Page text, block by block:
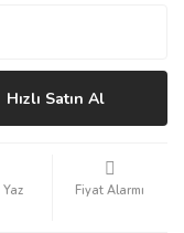
Hızlı Satın Al
Yaz Fiyat Alarmı